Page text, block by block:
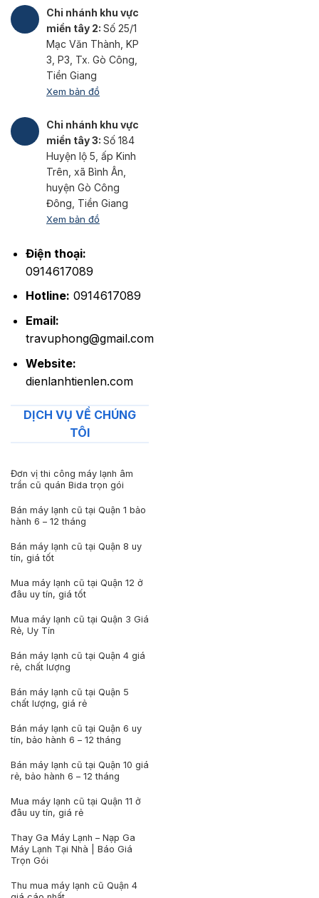
Chi nhánh khu vực
miền tây 2: Số 25/1
Mạc Văn Thành, KP
3, P3, Tx. Gò Công,
Tiền Giang
Xem bản đồ
Chi nhánh khu vực
miền tây 3: Số 184
Huyện lộ 5, ấp Kinh
Trên, xã Bình Ân,
huyện Gò Công
Đông, Tiền Giang
Xem bản đồ
Điện thoại:
0914617089
Hotline: 0914617089
Email:
travuphong@gmail.com
Website:
dienlanhtienlen.com
DỊCH VỤ VỀ CHÚNG
TÔI
Đơn vị thi công máy lạnh âm
trần cũ quán Bida trọn gói
Bán máy lạnh cũ tại Quận 1 bảo
hành 6 – 12 tháng
Bán máy lạnh cũ tại Quận 8 uy
tín, giá tốt
Mua máy lạnh cũ tại Quận 12 ở
đâu uy tín, giá tốt
Mua máy lạnh cũ tại Quận 3 Giá
Rẻ, Uy Tín
Bán máy lạnh cũ tại Quận 4 giá
rẻ, chất lượng
Bán máy lạnh cũ tại Quận 5
chất lượng, giá rẻ
Bán máy lạnh cũ tại Quận 6 uy
tín, bảo hành 6 – 12 tháng
Bán máy lạnh cũ tại Quận 10 giá
rẻ, bảo hành 6 – 12 tháng
Mua máy lạnh cũ tại Quận 11 ở
đâu uy tín, giá rẻ
Thay Ga Máy Lạnh – Nạp Ga
Máy Lạnh Tại Nhà | Báo Giá
Trọn Gói
Thu mua máy lạnh cũ Quận 4